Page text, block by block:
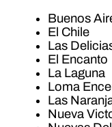
Buenos
El Chile
Las
El Encanto
La Laguna
Loma
Las
Nueva